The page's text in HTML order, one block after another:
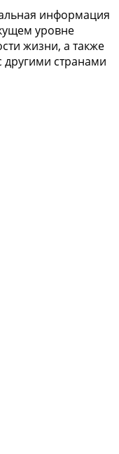
информация
уровне
жизни, а также
странами